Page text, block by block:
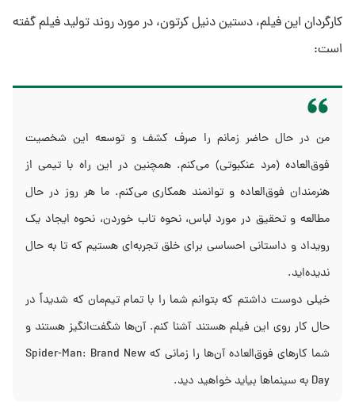
کارگردان این فیلم، دستین دنیل کرتون، در مورد روند تولید فیلم گفته
است:
من در حال حاضر زمانم را صرف کشف و توسعه این شخصیت
فوق‌العاده (مرد عنکبوتی) می‌کنم. همچنین در این راه با تیمی از
هنرمندان فوق‌العاده و توانمند همکاری می‌کنم. ما هر روز در حال
مطالعه و تحقیق در مورد لباس، نحوه تاب خوردن، نحوه ایجاد یک
رویداد و داستانی احساسی برای خلق تجربه‌ای هستیم که تا به حال
ندیده‌اید.
خیلی دوست داشتم که بتوانم شما را با تمام تیم‌مان که شدیداً در
حال کار روی این فیلم هستند آشنا کنم. آن‌ها شگفت‌انگیز هستند و
شما کارهای فوق‌العاده آن‌ها را زمانی که Spider-Man: Brand New
Day به سینماها بیاید خواهید دید.